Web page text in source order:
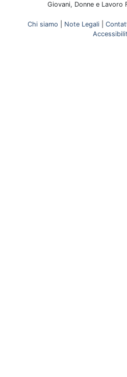
Giovani, Donne e Lavoro
Chi siamo Note Legali